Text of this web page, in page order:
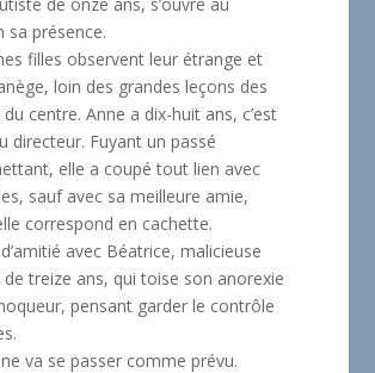
sa présence.
filles observent leur étrange et
loin des grandes leçons des
centre. Anne a dix-huit ans, c’est
directeur. Fuyant un passé
elle a coupé tout lien avec
sauf avec sa meilleure amie,
correspond en cachette.
avec Béatrice, malicieuse
treize ans, qui toise son anorexie
pensant garder le contrôle
va se passer comme prévu.